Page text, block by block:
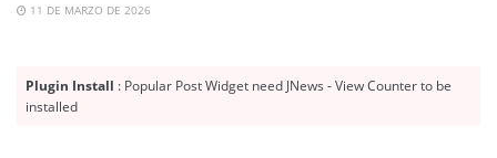
11 DE MARZO DE 2026
Plugin Install : Popular Post Widget need JNews - View Counter to be
installed